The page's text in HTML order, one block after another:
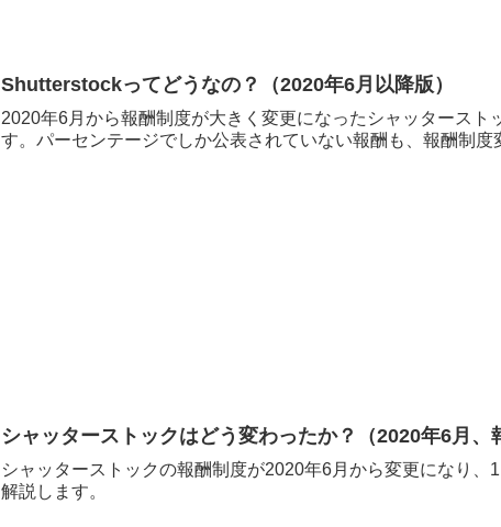
Shutterstockってどうなの？（2020年6月以降版）
2020年6月から報酬制度が大きく変更になったシャッタースト
す。パーセンテージでしか公表されていない報酬も、報酬制度
シャッターストックはどう変わったか？（2020年6月、
シャッターストックの報酬制度が2020年6月から変更になり、
解説します。